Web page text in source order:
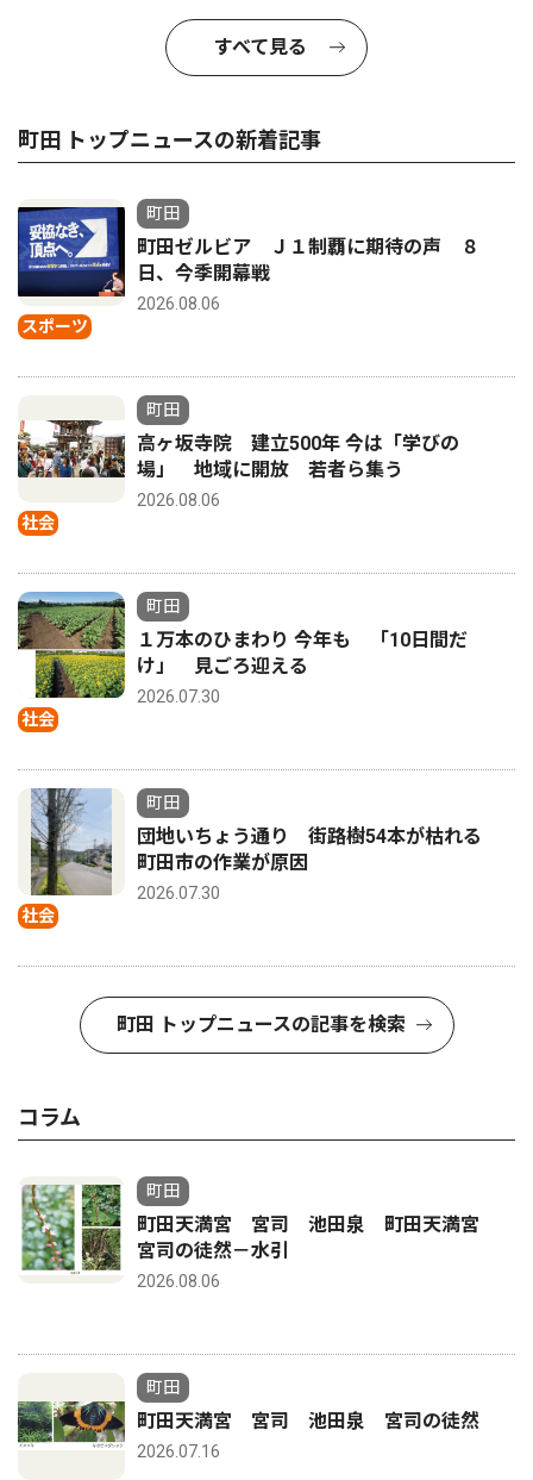
すべて見る
町田 トップニュースの新着記事
スポーツ
町田
町田ゼルビア Ｊ１制覇に期待の声 ８
日、今季開幕戦
2026.08.06
社会
町田
高ヶ坂寺院 建立500年 今は「学びの
場」 地域に開放 若者ら集う
2026.08.06
社会
町田
１万本のひまわり 今年も 「10日間だ
け」 見ごろ迎える
2026.07.30
社会
町田
団地いちょう通り 街路樹54本が枯れる
町田市の作業が原因
2026.07.30
町田 トップニュースの記事を検索
コラム
町田
町田天満宮 宮司 池田泉 町田天満宮
宮司の徒然－水引
2026.08.06
町田
町田天満宮 宮司 池田泉 宮司の徒然
2026.07.16